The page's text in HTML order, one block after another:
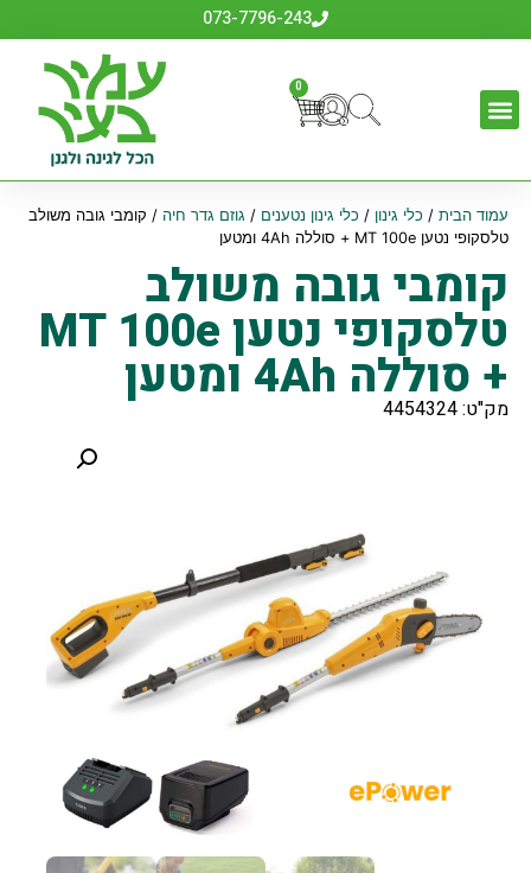
073-7796-243
0
עמוד הבית/ כלי גינון / כלי גינון נטענים / גוזם גדר חיה / קומבי גובה משולב
טלסקופי נטען MT 100e + סוללה 4Ah ומטען
קומבי גובה משולב
טלסקופי נטען MT 100e
+ סוללה 4Ah ומטען
מק"ט: 4454324